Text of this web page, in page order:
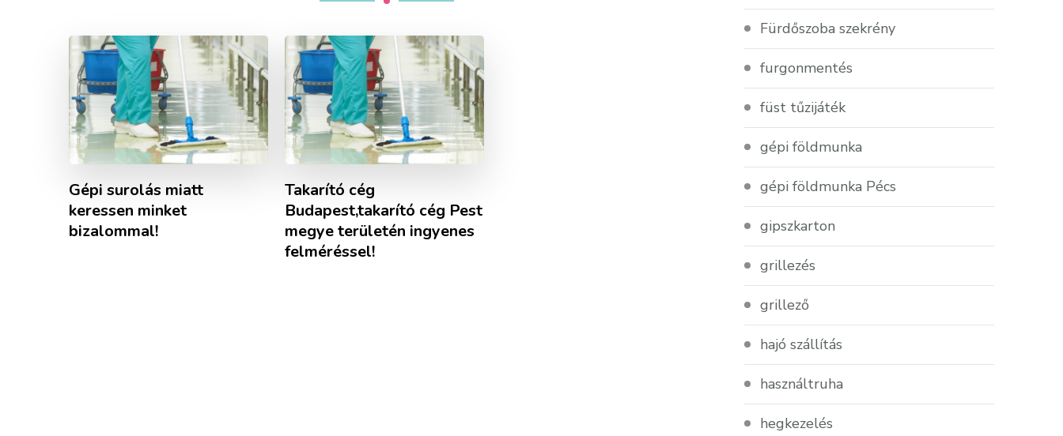
Gépi surolás miatt
keressen minket
bizalommal!
Takarító cég
Budapest,takarító cég Pest
megye területén ingyenes
felméréssel!
Fürdőszoba szekrény
furgonmentés
füst tűzijáték
gépi földmunka
gépi földmunka Pécs
gipszkarton
grillezés
grillező
hajó szállítás
használtruha
hegkezelés